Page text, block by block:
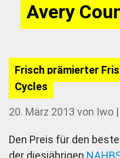
Avery
Frisch prämierter
Cycles
20. März 2013 von Iwo |
Den Preis für den
der diesjährigen